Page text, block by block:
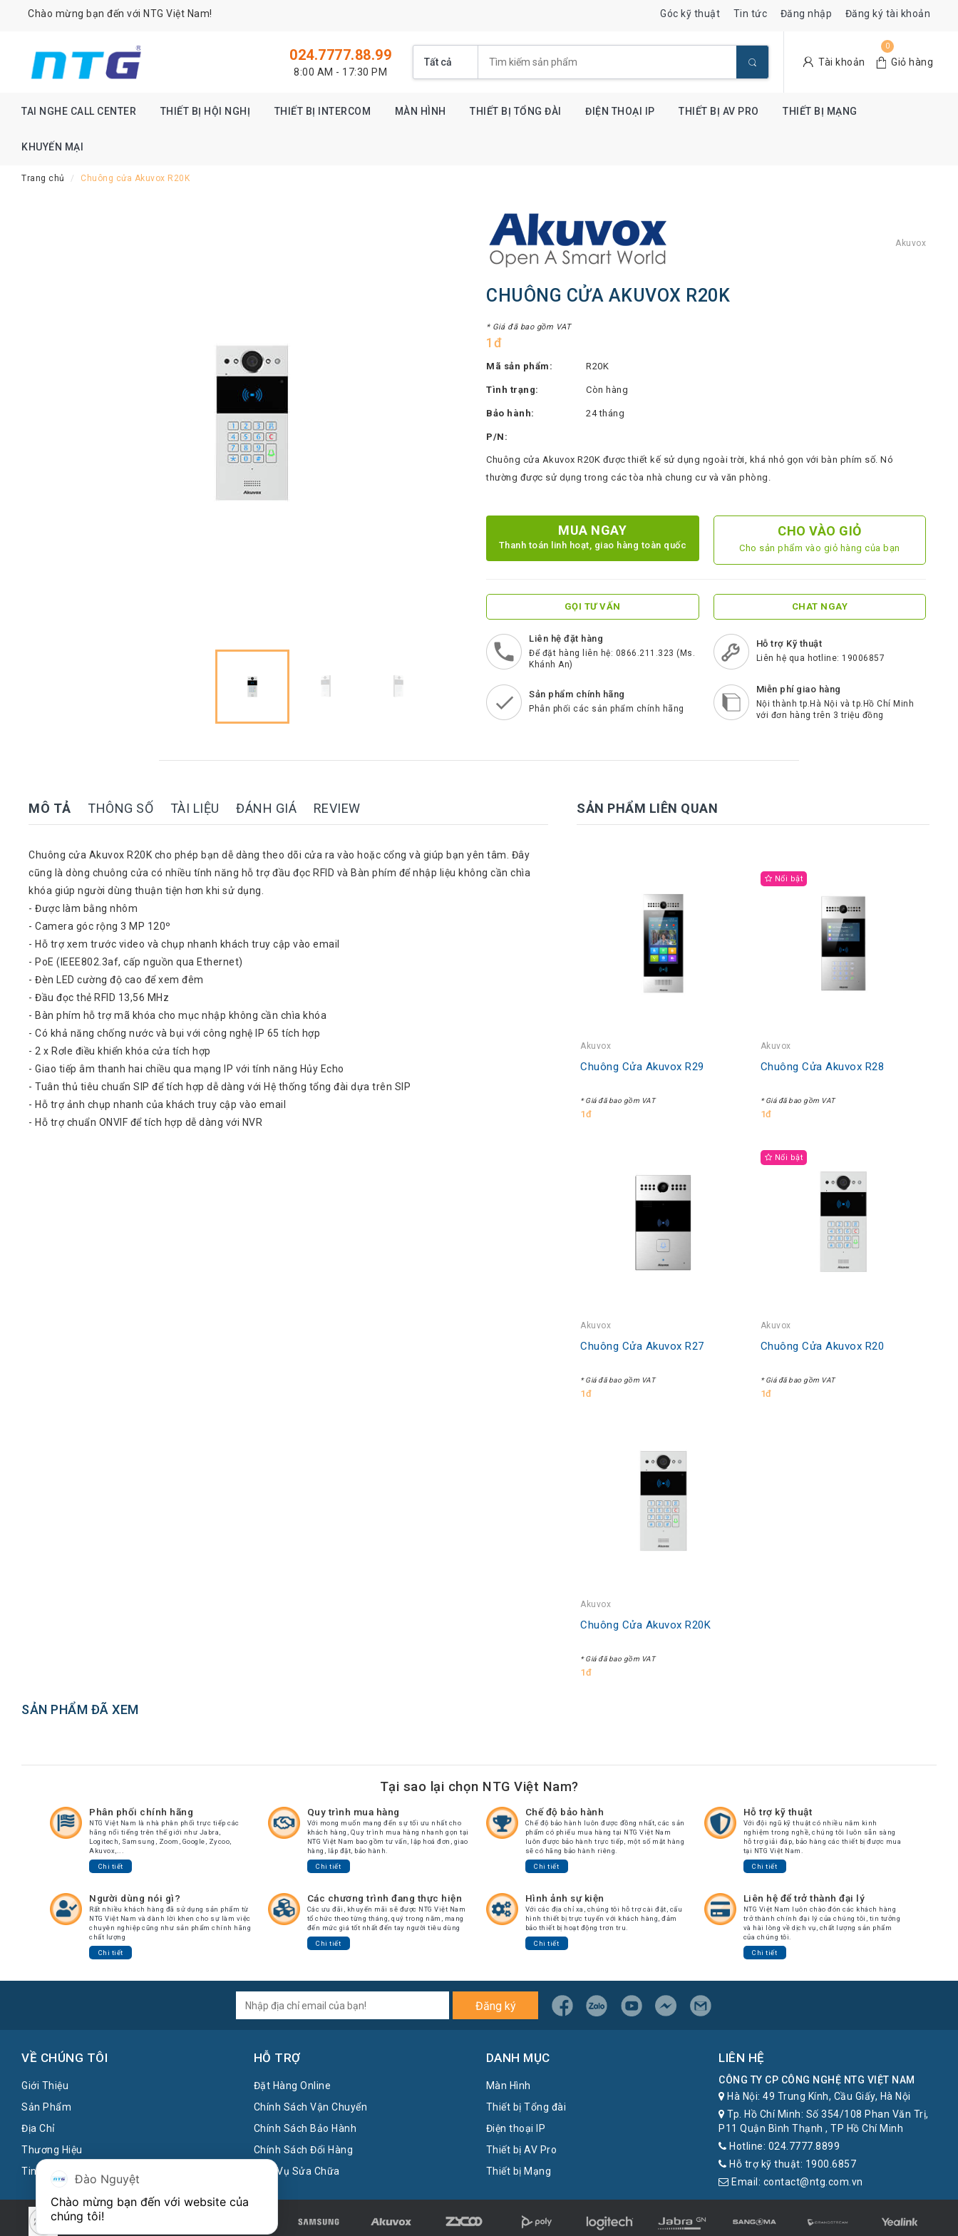
Chào mừng bạn đến với NTG Việt Nam! Góc kỹ thuật Tin tức Đăng nhập Đăng ký tài khoản
024.7777.88.99
8:00 AM - 17:30 PM
Tài khoản
0
Giỏ hàng
DANH
MỤC
PHẨM
nghe
Center
Xilica
Koplus
Barco
Ruijie
ZKTeco
ScreenBeam
Htek
BenQ
Akuvox
Escene
AudioCodes
Grandstream
Hàng
Giới
Thiệu
Sản
Địa
Chỉ
Chính
Sách
Vận
TAI NGHE CALL CENTER THIẾT BỊ HỘI NGHỊ THIẾT BỊ INTERCOM MÀN HÌNH THIẾT BỊ TỔNG ĐÀI ĐIỆN THOẠI IP THIẾT BỊ AV PRO THIẾT BỊ MẠNG
KHUYẾN MẠI
Trang chủ Chuông cửa Akuvox R20K
Akuvox
CHUÔNG CỬA AKUVOX R20K
* Giá đã bao gồm VAT
1đ
Mã sản phẩm: R20K
Tình trạng: Còn hàng
Bảo hành: 24 tháng
P/N:
Chuông cửa Akuvox R20K được thiết kế sử dụng ngoài trời, khá nhỏ gọn với bàn phím số. Nó
thường được sử dụng trong các tòa nhà chung cư và văn phòng.
MUA NGAY
Thanh toán linh hoạt, giao hàng toàn quốc
CHO VÀO GIỎ
Cho sản phẩm vào giỏ hàng của bạn
GỌI TƯ VẤN CHAT NGAY
Liên hệ đặt hàng
Để đặt hàng liên hệ: 0866.211.323 (Ms.
Khánh An)
Hỗ trợ Kỹ thuật
Liên hệ qua hotline: 19006857
Sản phẩm chính hãng
Phân phối các sản phẩm chính hãng
Miễn phí giao hàng
Nội thành tp.Hà Nội và tp.Hồ Chí Minh
với đơn hàng trên 3 triệu đồng
MÔ TẢ THÔNG SỐ TÀI LIỆU ĐÁNH GIÁ REVIEW
Chuông cửa Akuvox R20K cho phép bạn dễ dàng theo dõi cửa ra vào hoặc cổng và giúp bạn yên tâm. Đây
cũng là dòng chuông cửa có nhiều tính năng hỗ trợ đầu đọc RFID và Bàn phím để nhập liệu không cần chìa
khóa giúp người dùng thuận tiện hơn khi sử dụng.
- Được làm bằng nhôm
- Camera góc rộng 3 MP 120º
- Hỗ trợ xem trước video và chụp nhanh khách truy cập vào email
- PoE (IEEE802.3af, cấp nguồn qua Ethernet)
- Đèn LED cường độ cao để xem đêm
- Đầu đọc thẻ RFID 13,56 MHz
- Bàn phím hỗ trợ mã khóa cho mục nhập không cần chìa khóa
- Có khả năng chống nước và bụi với công nghệ IP 65 tích hợp
- 2 x Rơle điều khiển khóa cửa tích hợp
- Giao tiếp âm thanh hai chiều qua mạng IP với tính năng Hủy Echo
- Tuân thủ tiêu chuẩn SIP để tích hợp dễ dàng với Hệ thống tổng đài dựa trên SIP
- Hỗ trợ ảnh chụp nhanh của khách truy cập vào email
- Hỗ trợ chuẩn ONVIF để tích hợp dễ dàng với NVR
SẢN PHẨM LIÊN QUAN
Akuvox
Chuông Cửa Akuvox R29
* Giá đã bao gồm VAT
1đ
Nổi bật
Akuvox
Chuông Cửa Akuvox R28
* Giá đã bao gồm VAT
1đ
Akuvox
Chuông Cửa Akuvox R27
* Giá đã bao gồm VAT
1đ
Nổi bật
Akuvox
Chuông Cửa Akuvox R20
* Giá đã bao gồm VAT
1đ
Akuvox
Chuông Cửa Akuvox R20K
* Giá đã bao gồm VAT
1đ
SẢN PHẨM ĐÃ XEM
Tại sao lại chọn NTG Việt Nam?
Phân phối chính hãng
NTG Việt Nam là nhà phân phối trực tiếp các
hãng nổi tiếng trên thế giới như Jabra,
Logitech, Samsung, Zoom, Google, Zycoo,
Akuvox,...
Chi tiết
Quy trình mua hàng
Với mong muốn mang đến sự tối ưu nhất cho
khách hàng, Quy trình mua hàng nhanh gọn tại
NTG Việt Nam bao gồm tư vấn, lập hoá đơn, giao
hàng, lắp đặt, bảo hành.
Chi tiết
Chế độ bảo hành
Chế độ bảo hành luôn được đồng nhất, các sản
phẩm có phiếu mua hàng tại NTG Việt Nam
luôn được bảo hành trực tiếp, một số mặt hàng
sẽ có hãng bảo hành riêng.
Chi tiết
Hỗ trợ kỹ thuật
Với đội ngũ kỹ thuật có nhiều năm kinh
nghiệm trong nghề, chúng tôi luôn sẵn sàng
hỗ trợ giải đáp, bảo hàng các thiết bị được mua
tại NTG Việt Nam.
Chi tiết
Người dùng nói gì?
Rất nhiều khách hàng đã sử dụng sản phẩm từ
NTG Việt Nam và dành lời khen cho sự làm việc
chuyên nghiệp cũng như sản phẩm chính hãng
chất lượng
Chi tiết
Các chương trình đang thực hiện
Các ưu đãi, khuyến mãi sẽ được NTG Việt Nam
tổ chức theo từng tháng, quý trong năm, mang
đến mức giá tốt nhất đến tay người tiêu dùng
Chi tiết
Hình ảnh sự kiện
Với các địa chỉ xa, chúng tôi hỗ trợ cài đặt, cấu
hình thiết bị trực tuyến với khách hàng, đảm
bảo thiết bị hoạt động trơn tru.
Chi tiết
Liên hệ để trở thành đại lý
NTG Việt Nam luôn chào đón các khách hàng
trở thành chính đại lý của chúng tôi, tin tưởng
và hài lòng về dịch vụ, chất lượng sản phẩm
của chúng tôi.
Chi tiết
Đăng ký
VỀ CHÚNG TÔI
Giới Thiệu
Sản Phẩm
Địa Chỉ
Thương Hiệu
Tin tức
HỖ TRỢ
Đặt Hàng Online
Chính Sách Vận Chuyển
Chính Sách Bảo Hành
Chính Sách Đổi Hàng
Dịch Vụ Sửa Chữa
DANH MỤC
Màn Hình
Thiết bị Tổng đài
Điện thoại IP
Thiết bị AV Pro
Thiết bị Mạng
LIÊN HỆ
CÔNG TY CP CÔNG NGHỆ NTG VIỆT NAM
Hà Nội: 49 Trung Kính, Cầu Giấy, Hà Nội
Tp. Hồ Chí Minh: Số 354/108 Phan Văn Trị,
P11 Quận Bình Thạnh , TP Hồ Chí Minh
Hotline: 024.7777.8899
Hỗ trợ kỹ thuật: 1900.6857
Email: contact@ntg.com.vn
Đào Nguyệt
Chào mừng bạn đến với website của
chúng tôi!